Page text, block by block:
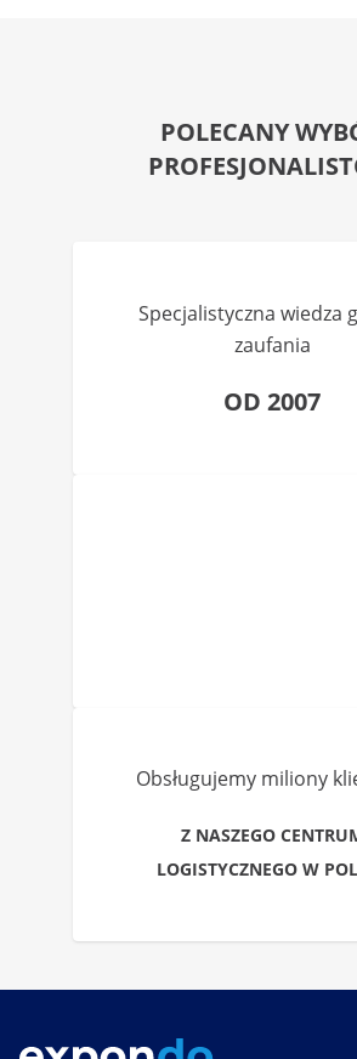
POLECANY
Specjalistyczna wiedza
zaufania
OD 2007
Obsługujemy miliony
Z NASZEGO
LOGISTYCZNEGO W